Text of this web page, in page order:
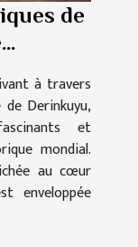
de
à travers
Derinkuyu,
et
mondial.
au cœur
enveloppée